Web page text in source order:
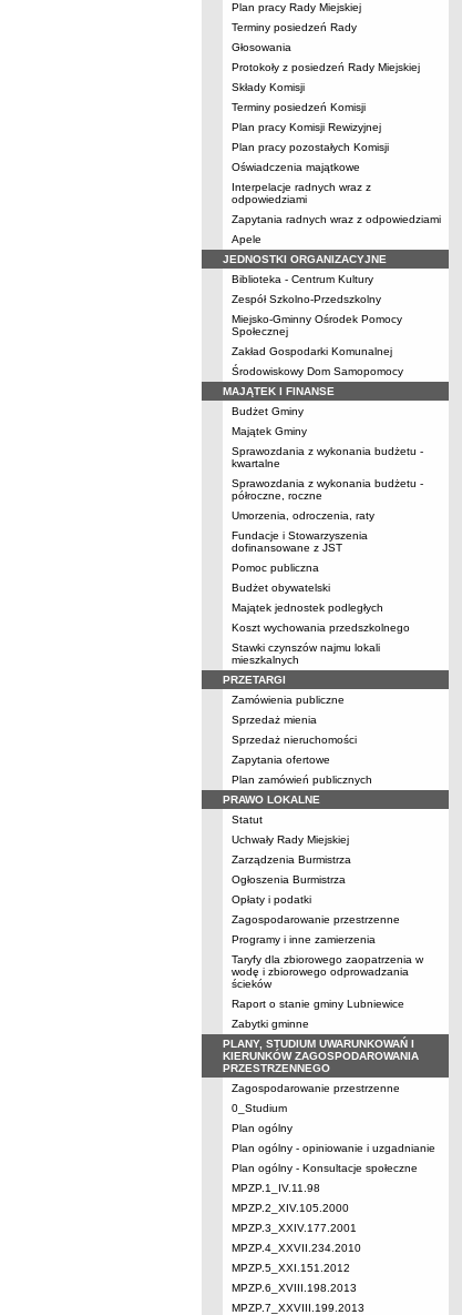
Plan pracy Rady Miejskiej
Terminy posiedzeń Rady
Głosowania
Protokoły z posiedzeń Rady Miejskiej
Składy Komisji
Terminy posiedzeń Komisji
Plan pracy Komisji Rewizyjnej
Plan pracy pozostałych Komisji
Oświadczenia majątkowe
Interpelacje radnych wraz z
odpowiedziami
Zapytania radnych wraz z odpowiedziami
Apele
JEDNOSTKI ORGANIZACYJNE
Biblioteka - Centrum Kultury
Zespół Szkolno-Przedszkolny
Miejsko-Gminny Ośrodek Pomocy
Społecznej
Zakład Gospodarki Komunalnej
Środowiskowy Dom Samopomocy
MAJĄTEK I FINANSE
Budżet Gminy
Majątek Gminy
Sprawozdania z wykonania budżetu -
kwartalne
Sprawozdania z wykonania budżetu -
półroczne, roczne
Umorzenia, odroczenia, raty
Fundacje i Stowarzyszenia
dofinansowane z JST
Pomoc publiczna
Budżet obywatelski
Majątek jednostek podległych
Koszt wychowania przedszkolnego
Stawki czynszów najmu lokali
mieszkalnych
PRZETARGI
Zamówienia publiczne
Sprzedaż mienia
Sprzedaż nieruchomości
Zapytania ofertowe
Plan zamówień publicznych
PRAWO LOKALNE
Statut
Uchwały Rady Miejskiej
Zarządzenia Burmistrza
Ogłoszenia Burmistrza
Opłaty i podatki
Zagospodarowanie przestrzenne
Programy i inne zamierzenia
Taryfy dla zbiorowego zaopatrzenia w
wodę i zbiorowego odprowadzania
ścieków
Raport o stanie gminy Lubniewice
Zabytki gminne
PLANY, STUDIUM UWARUNKOWAŃ I
KIERUNKÓW ZAGOSPODAROWANIA
PRZESTRZENNEGO
Zagospodarowanie przestrzenne
0_Studium
Plan ogólny
Plan ogólny - opiniowanie i uzgadnianie
Plan ogólny - Konsultacje społeczne
MPZP.1_IV.11.98
MPZP.2_XIV.105.2000
MPZP.3_XXIV.177.2001
MPZP.4_XXVII.234.2010
MPZP.5_XXI.151.2012
MPZP.6_XVIII.198.2013
MPZP.7_XXVIII.199.2013